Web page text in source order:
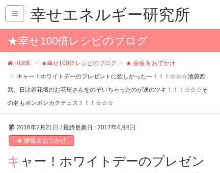
幸せエネルギー研究所
★幸せ100倍レシピのブログ
HOME ★幸せ100倍レシピのブログ
★ 薔薇 & おでかけ
キャー！ホワイトデーのプレゼントに欲しかったー！！！☆☆☆池袋西
武、日比谷花壇のお花屋さんをのぞいちゃったのが運のツキ！！！☆☆☆そ
の名もボンボンカクテュス！！！☆☆☆
2016年2月21日 / 最終更新日 : 2017年4月8日
★ 薔薇 & おでかけ
キャー！ホワイトデーのプレゼン